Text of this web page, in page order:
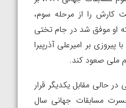
کارش را از مرحله سوم،
او موفق شد در جام تختی
بر امیرعلی آذرپیرا
ملی صعود کند.
حالی مقابل یکدیگر قرار
مسابقات جهانی سال